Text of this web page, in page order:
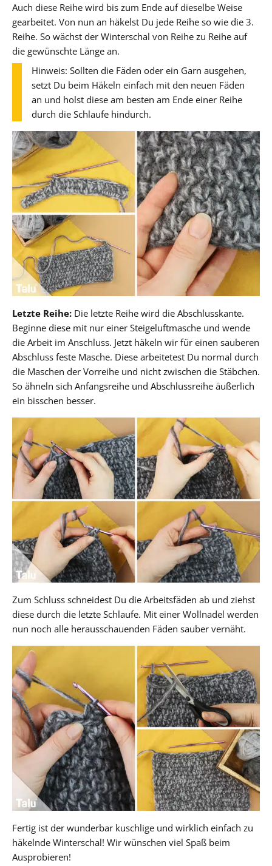
Auch diese Reihe wird bis zum Ende auf dieselbe Weise
gearbeitet. Von nun an häkelst Du jede Reihe so wie die 3.
Reihe. So wächst der Winterschal von Reihe zu Reihe auf
die gewünschte Länge an.
Hinweis: Sollten die Fäden oder ein Garn ausgehen,
setzt Du beim Häkeln einfach mit den neuen Fäden
an und holst diese am besten am Ende einer Reihe
durch die Schlaufe hindurch.
Letzte Reihe: Die letzte Reihe wird die Abschlusskante.
Beginne diese mit nur einer Steigeluftmasche und wende
die Arbeit im Anschluss. Jetzt häkeln wir für einen sauberen
Abschluss feste Masche. Diese arbeitetest Du normal durch
die Maschen der Vorreihe und nicht zwischen die Stäbchen.
So ähneln sich Anfangsreihe und Abschlussreihe äußerlich
ein bisschen besser.
Zum Schluss schneidest Du die Arbeitsfäden ab und ziehst
diese durch die letzte Schlaufe. Mit einer Wollnadel werden
nun noch alle herausschauenden Fäden sauber vernäht.
Fertig ist der wunderbar kuschlige und wirklich einfach zu
häkelnde Winterschal! Wir wünschen viel Spaß beim
Ausprobieren!